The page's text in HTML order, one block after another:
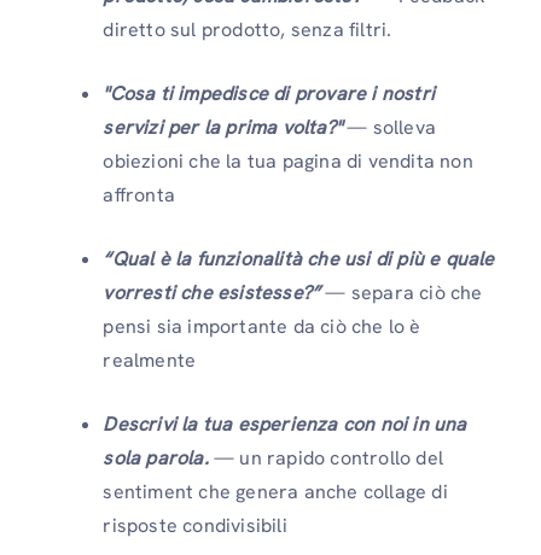
diretto sul prodotto, senza filtri.
"Cosa ti impedisce di provare i nostri
servizi per la prima volta?"— solleva
obiezioni che la tua pagina di vendita non
affronta
“Qual è la funzionalità che usi di più e quale
vorresti che esistesse?”— separa ciò che
pensi sia importante da ciò che lo è
realmente
Descrivi la tua esperienza con noi in una
sola parola.— un rapido controllo del
sentiment che genera anche collage di
risposte condivisibili